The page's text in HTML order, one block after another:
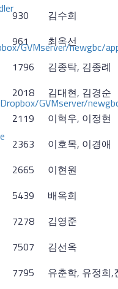
GVMserver/newgbc/
GVMserver/
930
김수희
961
최옥선
1796
김종탁, 김종례
2018
김대현, 김경순
2119
이혁우, 이정현
2363
이호목, 이경애
2665
이현원
5439
배옥희
7278
김영준
7507
김선옥
7795
유춘학, 유정희,